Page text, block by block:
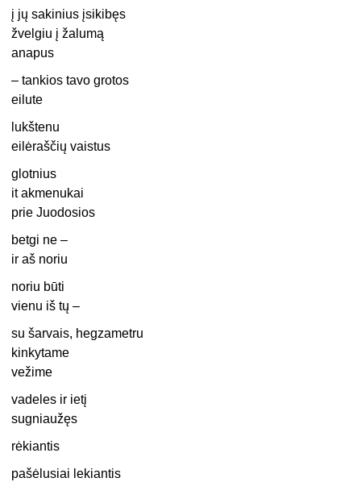
į jų sakinius įsikibęs
žvelgiu į žalumą
anapus
– tankios tavo grotos
eilute
lukštenu
eilėraščių vaistus
glotnius
it akmenukai
prie Juodosios
betgi ne –
ir aš noriu
noriu būti
vienu iš tų –
su šarvais, hegzametru
kinkytame
vežime
vadeles ir ietį
sugniaužęs
rėkiantis
pašėlusiai lekiantis